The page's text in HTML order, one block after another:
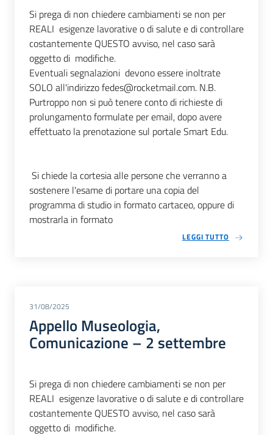
Si prega di non chiedere cambiamenti se non per
REALI esigenze lavorative o di salute e di controllare
costantemente QUESTO avviso, nel caso sarà
oggetto di modifiche.
Eventuali segnalazioni devono essere inoltrate
SOLO all'indirizzo fedes@rocketmail.com. N.B.
Purtroppo non si può tenere conto di richieste di
prolungamento formulate per email, dopo avere
effettuato la prenotazione sul portale Smart Edu.
Si chiede la cortesia alle persone che verranno a
sostenere l'esame di portare una copia del
programma di studio in formato cartaceo, oppure di
mostrarla in formato
LEGGI TUTTO
31/08/2025
Appello Museologia,
Comunicazione – 2 settembre
Si prega di non chiedere cambiamenti se non per
REALI esigenze lavorative o di salute e di controllare
costantemente QUESTO avviso, nel caso sarà
oggetto di modifiche.